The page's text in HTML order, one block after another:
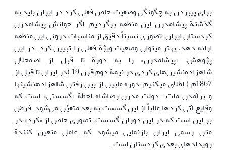
برای پی­بردن به چگونگی وضعیت خاص فعلی کرد در ایران باید به
گذشتة پیشامدرن این منطقه برگردیم. اگر خوانش پیشامدرن
کردستان ایران، تصوری نسبتاً دقیق از مناسبات درونی این منطقه
ارائه دهد، بهتر می­توان وضعیت ویژة فعلی را تبیین کرد. در این
پژوهش، «پیشامدرن» را به دورة تا قبل از اضمحلال
شاهزاده‌نشین‌های کردی در نیمة دوم قرن 19 (در ایران تا قبل از
1867م.) اطلاق می­کنیم. دوره مابین از بین رفتن شاه­زاده­نشین­ها
و برآمدن ملت- دولت مدرن رضاشاه لحظة «گسستی» است که
وقایع آتی کردها غالباً از این گسست به بعد متعیِّن می‌شود. فرض
بر این است که در این دوران گسست، تصوری خاص از «کرد» در
متن رسمی ایران بازنمایی می­شود که عامل متعین کنندة
رویدادهای بعدی کردستان است.